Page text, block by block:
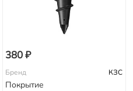
380 ₽
Бренд КЗС
Покрытие